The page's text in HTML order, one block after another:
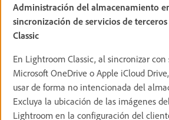
Administración del almacenamiento
sincronización de servicios de
Classic
En Lightroom Classic, al sincronizar
Microsoft OneDrive o Apple iCloud
usar de forma no intencionada del
Excluya la ubicación de las imágenes
Lightroom en la configuración del